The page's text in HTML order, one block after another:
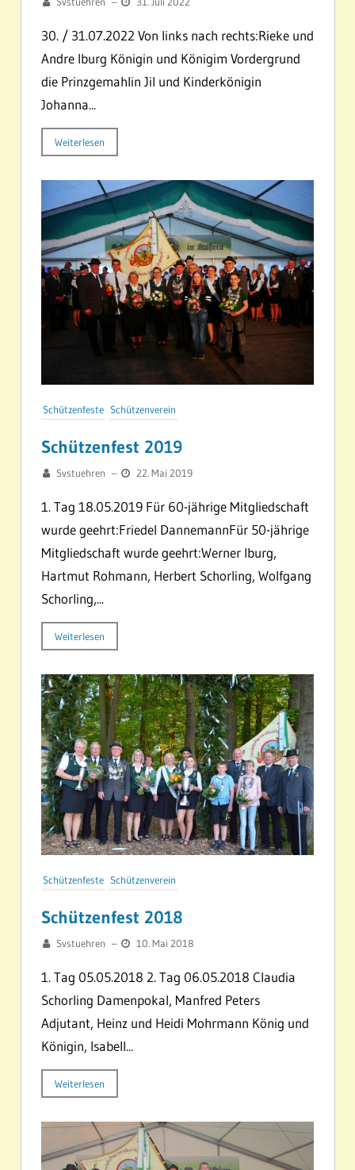
30. / 31.07.2022 Von links nach rechts:Rieke und
Andre Iburg Königin und Königim Vordergrund
die Prinzgemahlin Jil und Kinderkönigin
Johanna...
Weiterlesen
Schützenfeste Schützenverein
Schützenfest 2019
Svstuehren – 22. Mai 2019
1. Tag 18.05.2019 Für 60-jährige Mitgliedschaft
wurde geehrt:Friedel DannemannFür 50-jährige
Mitgliedschaft wurde geehrt:Werner Iburg,
Hartmut Rohmann, Herbert Schorling, Wolfgang
Schorling,...
Weiterlesen
Schützenfeste Schützenverein
Schützenfest 2018
Svstuehren – 10. Mai 2018
1. Tag 05.05.2018 2. Tag 06.05.2018 Claudia
Schorling Damenpokal, Manfred Peters
Adjutant, Heinz und Heidi Mohrmann König und
Königin, Isabell...
Weiterlesen